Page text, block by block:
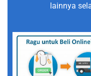
lainnya